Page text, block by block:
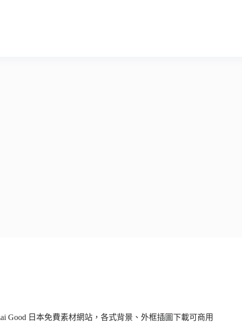
Good 日本免費素材網站，各式背景、外框插圖下載可商用